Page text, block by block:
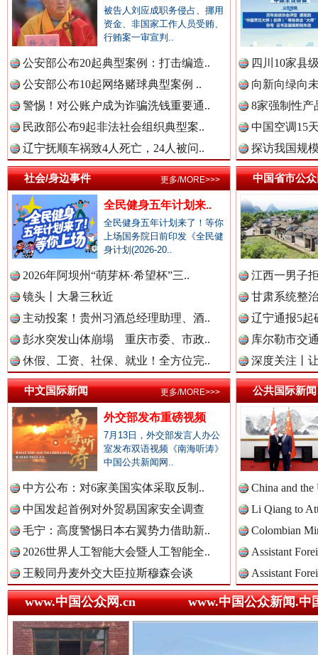
中国全民新闻网.
中国公众新闻网.
中国公民新闻网.
中国公共新闻网.
中国法制新闻网.
中国法治新闻网.
中国法院新闻网.
中国检察新闻网.
中国医药新闻网.
中国企业新闻网.
衣柜里的秘密 高速路
春天里的科技盛宴
巳巳如意，开工大吉！ 三轮上
“后车司机肯定在骂我” 全民健
被告人刘应成职务侵占、挪用
资金、非国家工作人员受贿、
行贿案一审宣判..
公安部公布20起典型案例：打击编造..
公安部公布10起网络赌球典型案例 ..
警惕！对公账户成为诈骗洗钱重要通..
民政部公布9起非法社会组织典型案..
辽宁抚顺车祸致4人死亡，24人被问..
四川10家县
向新向绿向
8家强制性产
中国空调15
探访我国规
社会/身边事件
全民健身五年计划来..
全民健身五年计划来了！等你
上场国务院日前印发《全民健
身计划(2026-20..
2026年阿坝州“萌芽杯·希望杯”三..
镜头丨大暑三秋近
主动投案！贵州习酒总经理助理、酒..
彭水突发山体崩塌 重庆市委、市政..
休假、工资、社保、就业！全方位完..
更多/MORE>>> 中国省市公
江西一男子
甘肃系统整
辽宁通报5起
库尔勒市交
深度关注丨
中文国际新闻
外交部发布重磅视频
7月13日，外交部发言人办公
室发布双语视频《南海听涛》
中国公共新闻网..
中方公布：对6家美国实体采取反制..
中国发起首例对外贸易国家安全调查
毛宁：高度警惕日本右翼势力借助新..
2026世界人工智能大会暨人工智能全..
王毅同丹麦外交大臣拉斯穆森会谈
更多/MORE>>> 公共国际新闻
China and
Li Qiang to
Colombian
Assistant
Assistant
www.中国公众网.cn www.中国公众新闻.中